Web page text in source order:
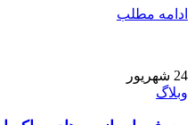
ادامه مطلب
24 شهریور
وبلاگ